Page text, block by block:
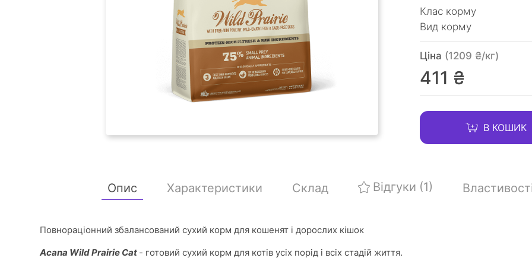
Клас корму
Вид корму
Ціна (1209 ₴/кг)
411 ₴
В КОШИК
Опис Характеристики Склад Відгуки (1)
Повнораціонний збалансований сухий корм для кошенят і дорослих кішок
Acana Wild Prairie Cat - готовий сухий корм для котів усіх порід і всіх стадій життя.